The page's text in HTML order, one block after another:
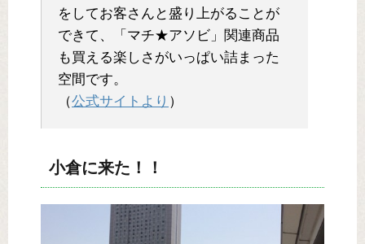
をしてお客さんと盛り上がることが
できて、「マチ★アソビ」関連商品
も買える楽しさがいっぱい詰まった
空間です。
（公式サイトより ）
小倉に来た！！